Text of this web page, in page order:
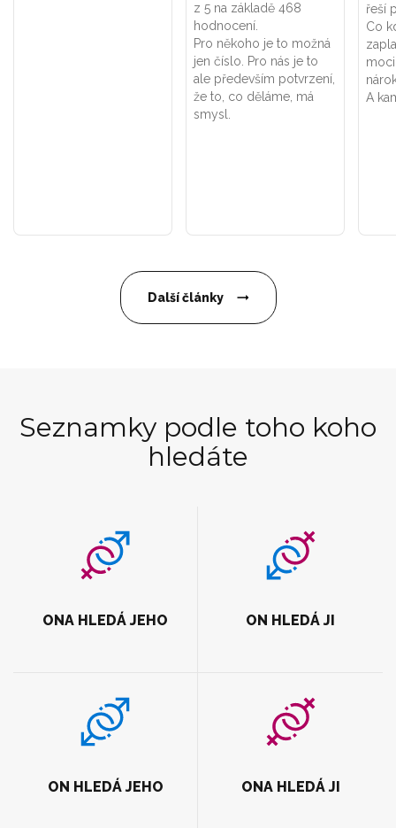
z 5 na základě 468
hodnocení.
Pro někoho je to možná
jen číslo. Pro nás je to
ale především potvrzení,
že to, co děláme, má
smysl.
řeší
Co
A
Další články
Seznamky podle toho koho
hledáte
ONA HLEDÁ JEHO ON HLEDÁ JI
ON HLEDÁ JEHO ONA HLEDÁ JI